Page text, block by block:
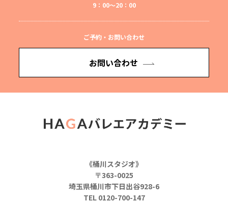
9：00～20：00
ご予約・お問い合わせ
お問い合わせ
《桶川スタジオ》
〒363-0025
埼玉県桶川市下日出谷928-6
TEL 0120-700-147